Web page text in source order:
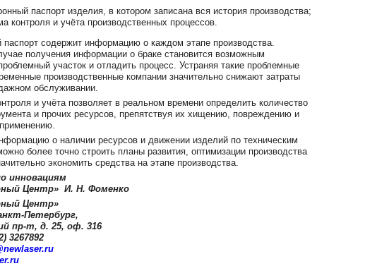
паспорт изделия, в котором записана вся история производства;
контроля и учёта производственных процессов.
паспорт содержит информацию о каждом этапе производства.
получения информации о браке становится возможным
участок и отладить процесс. Устраняя такие проблемные
производственные компании значительно снижают затраты
обслуживании.
и учёта позволяет в реальном времени определить количество
и прочих ресурсов, препятствуя их хищению, повреждению и
о наличии ресурсов и движении изделий по техническим
более точно строить планы развития, оптимизации производства
экономить средства на этапе производства.
инновациям
Центр» И. Н. Фоменко
Центр»
Петербург,
пр-т, д. 25, оф. 316
3267892